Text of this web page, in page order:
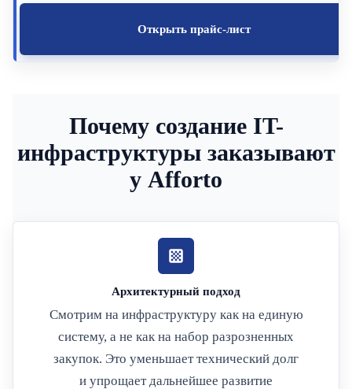
Открыть прайс-лист
Почему создание IT-
инфраструктуры заказывают
у Afforto
Архитектурный подход
Смотрим на инфраструктуру как на единую
систему, а не как на набор разрозненных
закупок. Это уменьшает технический долг
и упрощает дальнейшее развитие